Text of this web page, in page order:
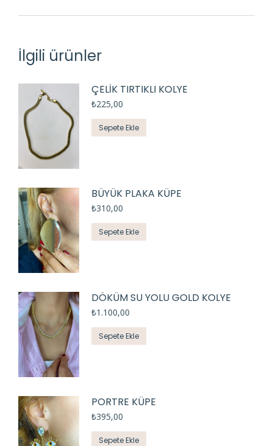
İlgili ürünler
ÇELİK TIRTIKLI KOLYE
₺225,00
Sepete Ekle
BÜYÜK PLAKA KÜPE
₺310,00
Sepete Ekle
DÖKÜM SU YOLU GOLD KOLYE
₺1.100,00
Sepete Ekle
PORTRE KÜPE
₺395,00
Sepete Ekle